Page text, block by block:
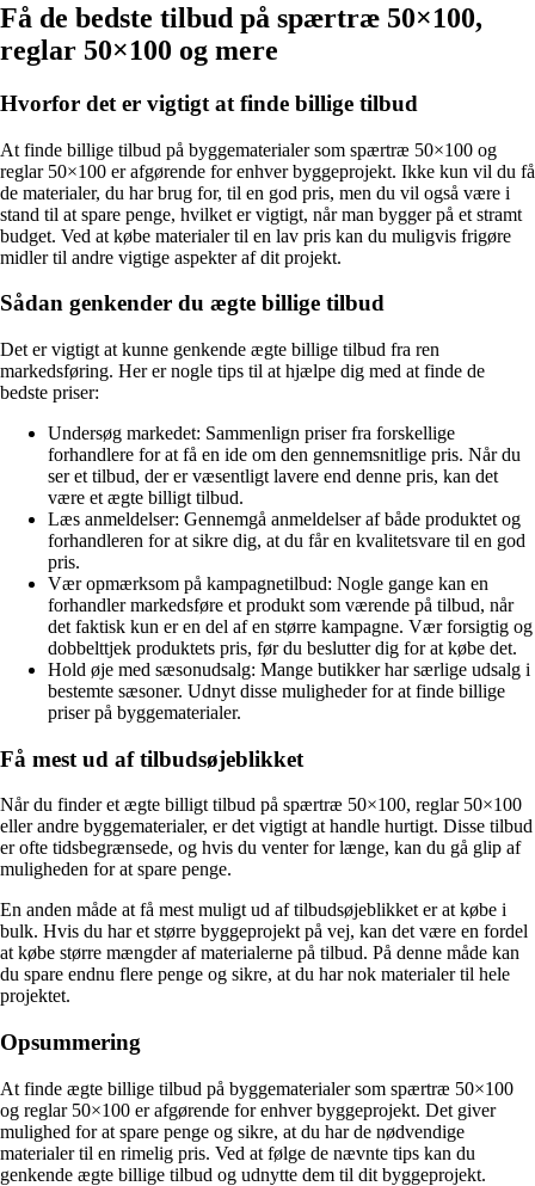
Få de bedste tilbud på spærtræ 50×100,
reglar 50×100 og mere
Hvorfor det er vigtigt at finde billige tilbud
At finde billige tilbud på byggematerialer som spærtræ 50×100 og
reglar 50×100 er afgørende for enhver byggeprojekt. Ikke kun vil du få
de materialer, du har brug for, til en god pris, men du vil også være i
stand til at spare penge, hvilket er vigtigt, når man bygger på et stramt
budget. Ved at købe materialer til en lav pris kan du muligvis frigøre
midler til andre vigtige aspekter af dit projekt.
Sådan genkender du ægte billige tilbud
Det er vigtigt at kunne genkende ægte billige tilbud fra ren
markedsføring. Her er nogle tips til at hjælpe dig med at finde de
bedste priser:
Undersøg markedet: Sammenlign priser fra forskellige
forhandlere for at få en ide om den gennemsnitlige pris. Når du
ser et tilbud, der er væsentligt lavere end denne pris, kan det
være et ægte billigt tilbud.
Læs anmeldelser: Gennemgå anmeldelser af både produktet og
forhandleren for at sikre dig, at du får en kvalitetsvare til en god
pris.
Vær opmærksom på kampagnetilbud: Nogle gange kan en
forhandler markedsføre et produkt som værende på tilbud, når
det faktisk kun er en del af en større kampagne. Vær forsigtig og
dobbelttjek produktets pris, før du beslutter dig for at købe det.
Hold øje med sæsonudsalg: Mange butikker har særlige udsalg i
bestemte sæsoner. Udnyt disse muligheder for at finde billige
priser på byggematerialer.
Få mest ud af tilbudsøjeblikket
Når du finder et ægte billigt tilbud på spærtræ 50×100, reglar 50×100
eller andre byggematerialer, er det vigtigt at handle hurtigt. Disse tilbud
er ofte tidsbegrænsede, og hvis du venter for længe, kan du gå glip af
muligheden for at spare penge.
En anden måde at få mest muligt ud af tilbudsøjeblikket er at købe i
bulk. Hvis du har et større byggeprojekt på vej, kan det være en fordel
at købe større mængder af materialerne på tilbud. På denne måde kan
du spare endnu flere penge og sikre, at du har nok materialer til hele
projektet.
Opsummering
At finde ægte billige tilbud på byggematerialer som spærtræ 50×100
og reglar 50×100 er afgørende for enhver byggeprojekt. Det giver
mulighed for at spare penge og sikre, at du har de nødvendige
materialer til en rimelig pris. Ved at følge de nævnte tips kan du
genkende ægte billige tilbud og udnytte dem til dit byggeprojekt.